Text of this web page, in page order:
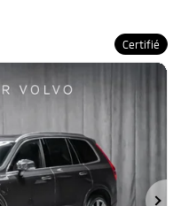
Certifié